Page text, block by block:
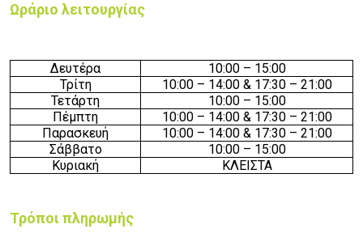
Ωράριο λειτουργίας
Δευτέρα 10:00 – 15:00
Τρίτη
10:00 – 14:00& 17:30 – 21:00
Τετάρτη
10:00 – 15:00
Πέμπτη
10:00 – 14:00& 17:30 – 21:00
Παρασκευή
10:00 – 14:00& 17:30 – 21:00
Σάββατο
10:00 – 15:00
Κυριακή
ΚΛΕΙΣΤΑ
Τρόποι πληρωμής